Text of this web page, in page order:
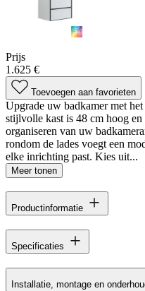
Prijs
1.625 €
Toevoegen aan favorieten
Upgrade uw badkamer met
stijlvolle kast is 48 cm hoog
organiseren van uw
rondom de lades voegt een
elke inrichting past. Kies uit...
Meer tonen
Productinformatie
Specificaties
Installatie, montage en